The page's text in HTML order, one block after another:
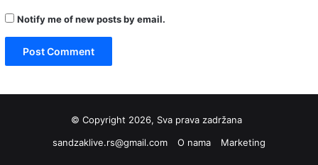
Notify me of new posts by email.
© Copyright 2026, Sva prava zadržana
sandzaklive.rs@gmail.com
O nama Marketing